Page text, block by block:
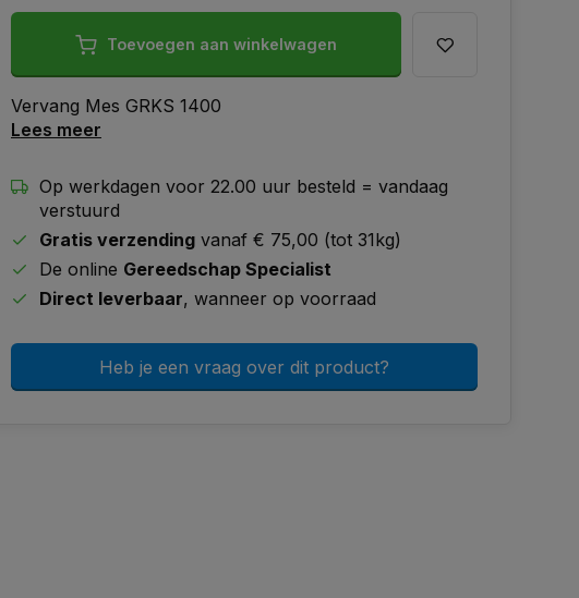
Toevoegen aan winkelwagen
Vervang Mes GRKS 1400
Lees meer
Op werkdagen voor 22.00 uur besteld = vandaag
verstuurd
Gratis verzending vanaf € 75,00 (tot 31kg)
De online Gereedschap Specialist
Direct leverbaar, wanneer op voorraad
Heb je een vraag over dit product?